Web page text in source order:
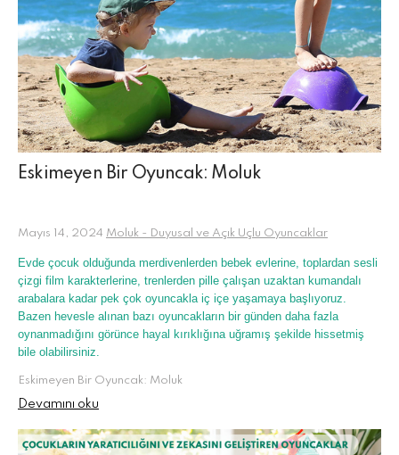
Eskimeyen Bir Oyuncak: Moluk
Mayıs 14, 2024 Moluk - Duyusal ve Açık Uçlu Oyuncaklar
Evde çocuk olduğunda merdivenlerden bebek evlerine, toplardan sesli
çizgi film karakterlerine, trenlerden pille çalışan uzaktan kumandalı
arabalara kadar pek çok oyuncakla iç içe yaşamaya başlıyoruz.
Bazen hevesle alınan bazı oyuncakların bir günden daha fazla
oynanmadığını görünce hayal kırıklığına uğramış şekilde hissetmiş
bile olabilirsiniz.
Eskimeyen Bir Oyuncak: Moluk
Devamını oku